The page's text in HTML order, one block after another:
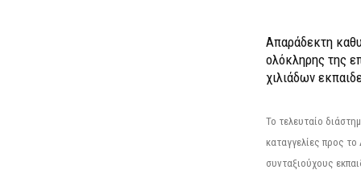
Απαράδεκτη
ολόκληρης της
χιλιάδων
Το τελευταίο
καταγγελίες προς
συνταξιούχους